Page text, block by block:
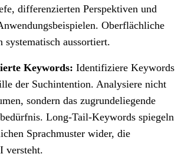
differenzierten Perspektiven und
Oberflächliche
systematisch aussortiert.
Keywords: Identifiziere Keywords
der Suchintention. Analysiere nicht
sondern das zugrundeliegende
Long-Tail-Keywords spiegeln
Sprachmuster wider, die
versteht.